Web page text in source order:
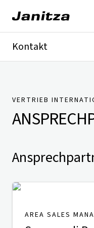
Kontakt
Presse
VERTRIEB
AREA SALES